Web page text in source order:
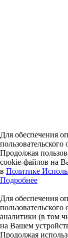
Для обеспечения
Продолжая
cookie-файлов на
в Политике
Подробнее
Для обеспечения
аналитики (в том
на Вашем
Продолжая